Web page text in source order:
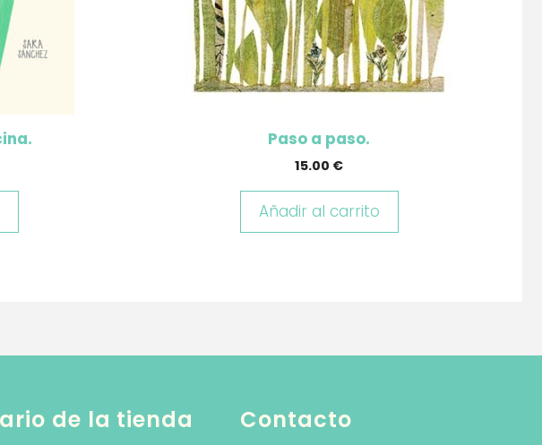
Paso a paso.
15.00 €
Añadir al carrito
de la tienda Contacto